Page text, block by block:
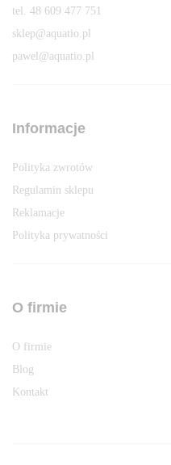
tel. 48 609 477 751
sklep@aquatio.pl
pawel@aquatio.p
Informacje
Polityka zwrotów
Regulamin sklepu
Reklamacje
Polityka prywatności
O firmie
O firmie
Blog
Kontakt